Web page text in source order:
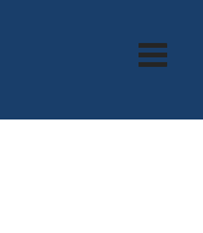
CJENIK